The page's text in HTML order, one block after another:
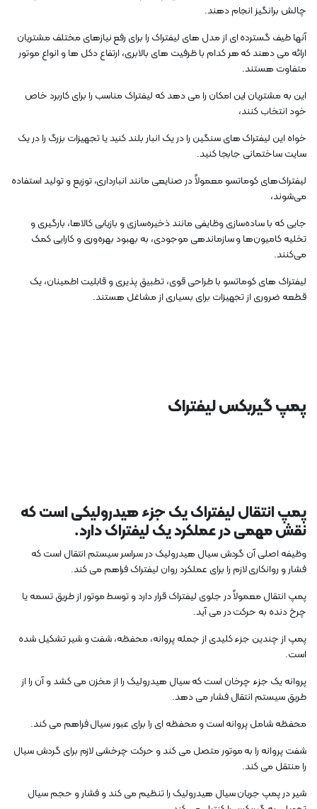
چالش برانگیز انجام دهند.
آنها طیف گسترده ای از مدل های لیفتراک را برای رفع نیازهای مختلف مشتریان
ارائه می دهند که هر کدام با ظرفیت های بالابری، ارتفاع دکل ها و انواع موتور
متفاوت هستند.
این به مشتریان این امکان را می دهد که لیفتراک مناسب را برای کاربرد خاص
خود انتخاب کنند،
خواه این لیفتراک های سنگین را در یک انبار بلند کنید یا تجهیزات بزرگ را در یک
سایت ساختمانی جابجا کنید.
لیفتراک‌های کوماتسو معمولاً در صنایعی مانند انبارداری، توزیع و تولید استفاده
می‌شوند،
جایی که با ساده‌سازی وظایفی مانند ذخیره‌سازی و بازیابی کالاها، بارگیری و
تخلیه کامیون‌ها و سازماندهی موجودی، به بهبود بهره‌وری و کارایی کمک
می‌کنند.
لیفتراک های کوماتسو با طراحی قوی، تطبیق پذیری و قابلیت اطمینان، یک
قطعه ضروری از تجهیزات برای بسیاری از مشاغل هستند.
پمپ گیربکس لیفتراک
پمپ انتقال لیفتراک یک جزء هیدرولیکی است که
نقش مهمی در عملکرد یک لیفتراک دارد.
وظیفه اصلی آن گردش سیال هیدرولیک در سراسر سیستم انتقال است که
فشار و روانکاری لازم را برای عملکرد روان لیفتراک فراهم می کند.
پمپ انتقال معمولاً در جلوی لیفتراک قرار دارد و توسط موتور از طریق تسمه یا
چرخ دنده به حرکت در می آید.
پمپ از چندین جزء کلیدی از جمله پروانه، محفظه، شفت و شیر تشکیل شده
است.
پروانه یک جزء چرخان است که سیال هیدرولیک را از مخزن می کشد و آن را از
طریق سیستم انتقال فشار می دهد.
محفظه شامل پروانه است و محفظه ای را برای عبور سیال فراهم می کند.
شفت پروانه را به موتور متصل می کند و حرکت چرخشی لازم برای گردش سیال
را منتقل می کند.
شیر در پمپ جریان سیال هیدرولیک را تنظیم می کند و فشار و حجم سیال